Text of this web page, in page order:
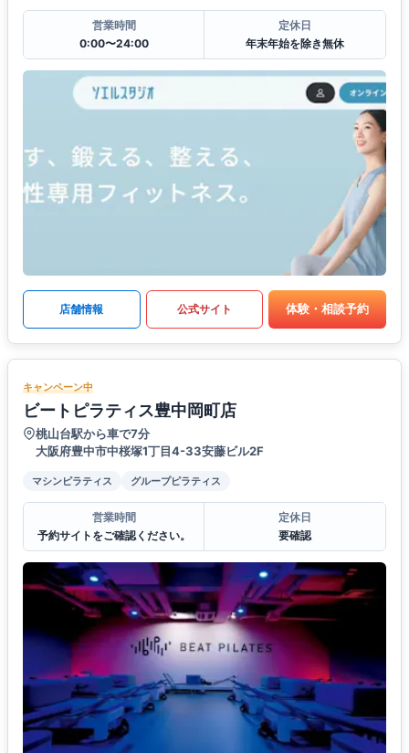
営業時間
0:00〜24:00
定休日
年末年始を除き無休
店舗情報 公式サイト 体験・相談予約
キャンペーン中
ビートピラティス豊中岡町店
桃山台駅から車で7分
大阪府豊中市中桜塚1丁目4-33安藤ビル2F
マシンピラティス グループピラティス
営業時間
予約サイトをご確認ください。
定休日
要確認